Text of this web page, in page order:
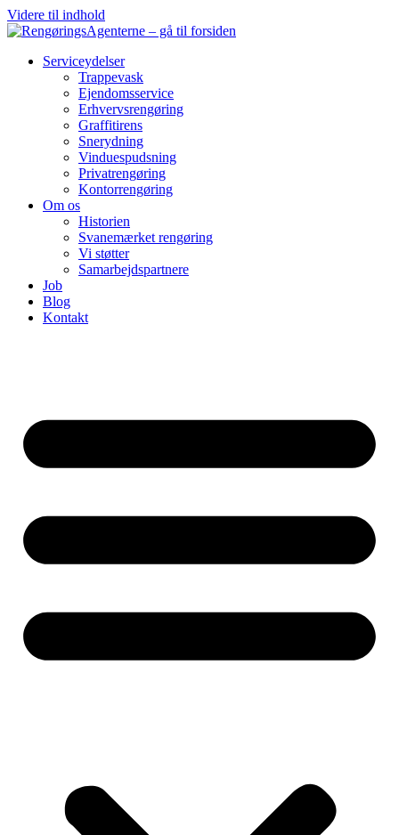
Videre til indhold
Serviceydelser
Trappevask
Ejendomsservice
Erhvervsrengøring
Graffitirens
Snerydning
Vinduespudsning
Privatrengøring
Kontorrengøring
Om os
Historien
Svanemærket rengøring
Vi støtter
Samarbejdspartnere
Job
Blog
Kontakt